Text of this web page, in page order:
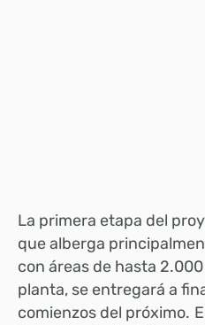
La primera etapa del
que alberga
con áreas de hasta
planta, se entregará a
comienzos del próximo.